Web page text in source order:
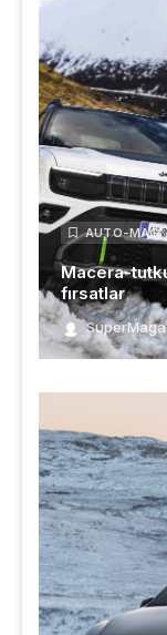
AUTO-MAG
Macera-
fırsatlar